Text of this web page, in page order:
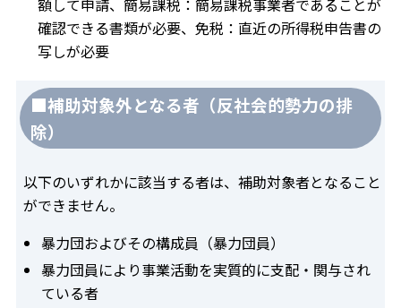
額して申請、簡易課税：簡易課税事業者であることが
確認できる書類が必要、免税：直近の所得税申告書の
写しが必要
■補助対象外となる者（反社会的勢力の排
除）
以下のいずれかに該当する者は、補助対象者となること
ができません。
暴力団およびその構成員（暴力団員）
暴力団員により事業活動を実質的に支配・関与され
ている者